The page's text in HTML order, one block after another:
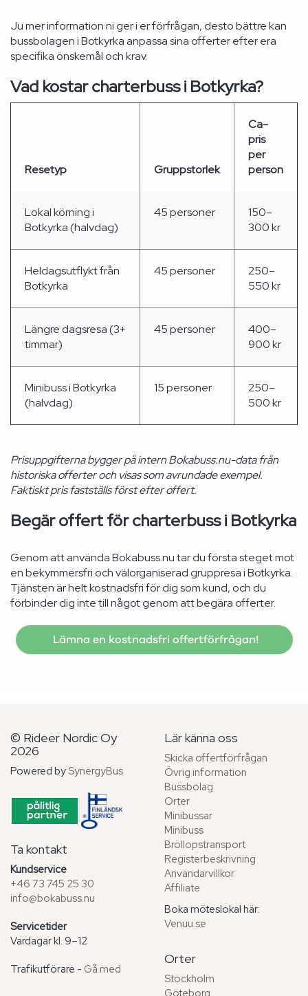
Ju mer information ni ger i er förfrågan, desto bättre kan
bussbolagen i Botkyrka anpassa sina offerter efter era
specifika önskemål och krav.
Vad kostar charterbuss i Botkyrka?
Resetyp Gruppstorlek
Ca-
pris
per
person
Lokal körning i
Botkyrka (halvdag)
45 personer
150–
300 kr
Heldagsutflykt från
Botkyrka
45 personer
250–
550 kr
Längre dagsresa (3+
timmar)
45 personer
400–
900 kr
Minibuss i Botkyrka
(halvdag)
15 personer
250–
500 kr
Prisuppgifterna bygger på intern Bokabuss.nu-data från
historiska offerter och visas som avrundade exempel.
Faktiskt pris fastställs först efter offert.
Begär offert för charterbuss i Botkyrka
Genom att använda Bokabuss.nu tar du första steget mot
en bekymmersfri och välorganiserad gruppresa i Botkyrka.
Tjänsten är helt kostnadsfri för dig som kund, och du
förbinder dig inte till något genom att begära offerter.
Lämna en kostnadsfri offertförfrågan!
© Rideer Nordic Oy
2026
Powered by SynergyBus
Ta kontakt
Kundservice
+46 73 745 25 30
info@bokabuss.nu
Servicetider
Vardagar kl. 9–12
Trafikutförare - Gå med
Lär känna oss
Skicka offertförfrågan
Övrig information
Bussbolag
Orter
Minibussar
Minibuss
Bröllopstransport
Registerbeskrivning
Användarvillkor
Affiliate
Boka möteslokal här:
Venuu.se
Orter
Stockholm
Göteborg